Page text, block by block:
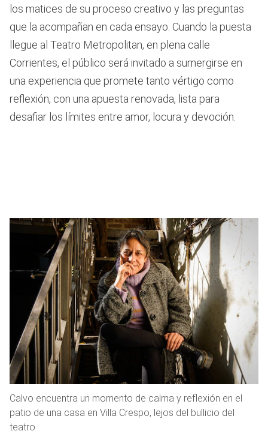
los matices de su proceso creativo y las preguntas
que la acompañan en cada ensayo. Cuando la puesta
llegue al Teatro Metropolitan, en plena calle
Corrientes, el público será invitado a sumergirse en
una experiencia que promete tanto vértigo como
reflexión, con una apuesta renovada, lista para
desafiar los límites entre amor, locura y devoción.
Calvo encuentra un momento de calma y reflexión en el
patio de una casa en Villa Crespo, lejos del bullicio del
teatro